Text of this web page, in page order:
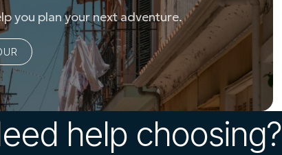
you plan your next adventure.
help choosing?